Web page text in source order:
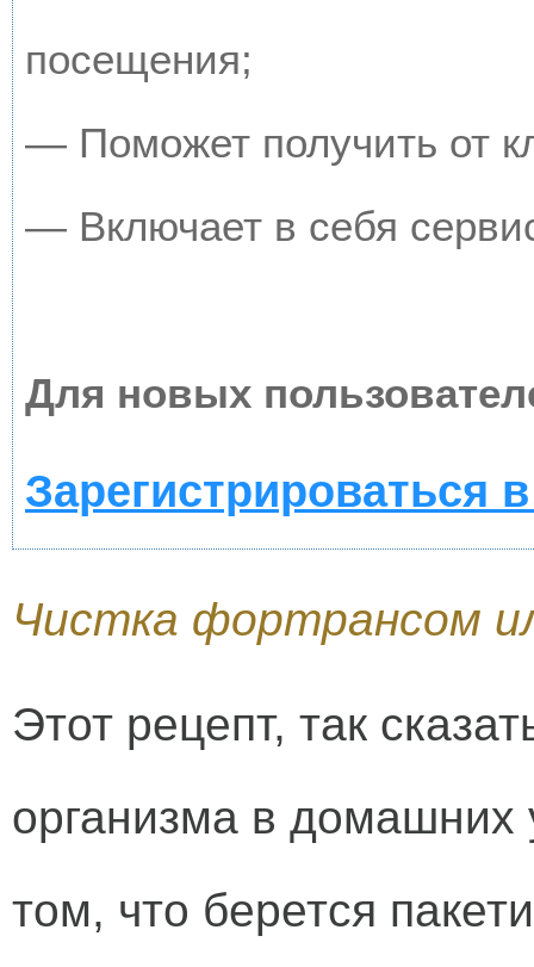
посещения;
— Поможет получить от
— Включает в себя
Для новых
Зарегистрироваться
Чистка фортрансом
Этот рецепт, так
организма в домашних
том, что берется